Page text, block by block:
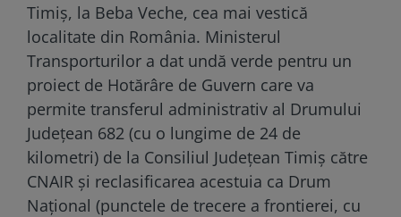
Timiș, la Beba Veche, cea mai vestică
localitate din România. Ministerul
Transporturilor a dat undă verde pentru un
proiect de Hotărâre de Guvern care va
permite transferul administrativ al Drumului
Județean 682 (cu o lungime de 24 de
kilometri) de la Consiliul Județean Timiș către
CNAIR și reclasificarea acestuia ca Drum
Național (punctele de trecere a frontierei, cu